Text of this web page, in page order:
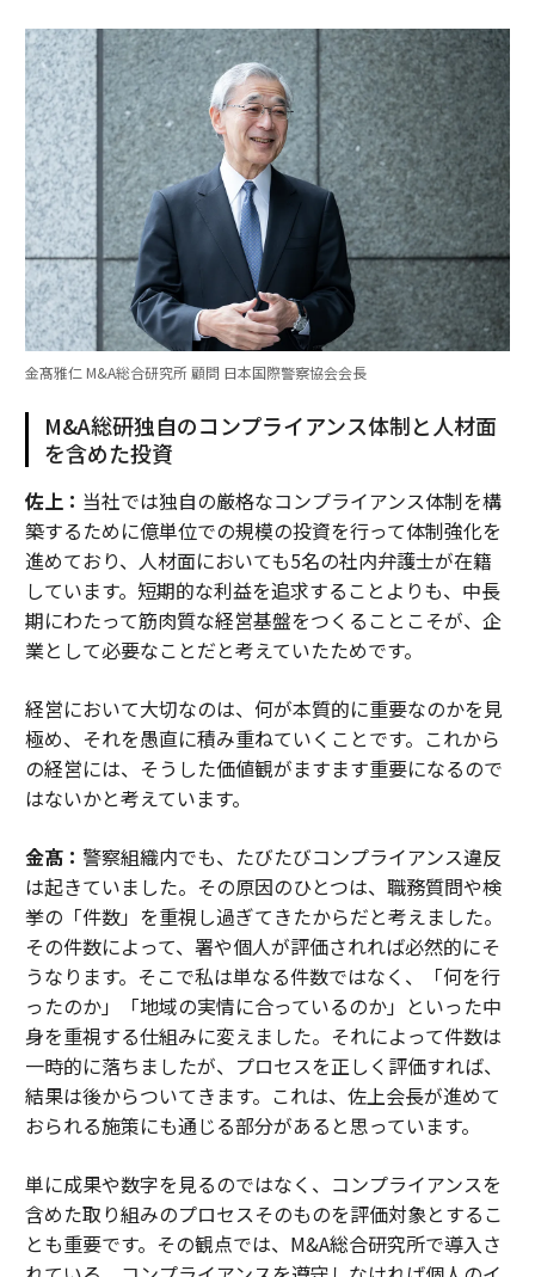
金髙雅仁 M&A総合研究所 顧問 日本国際警察協会会長
M&A総研独自のコンプライアンス体制と人材面
を含めた投資
佐上： 当社では独自の厳格なコンプライアンス体制を構
築するために億単位での規模の投資を行って体制強化を
進めており、人材面においても5名の社内弁護士が在籍
しています。短期的な利益を追求することよりも、中長
期にわたって筋肉質な経営基盤をつくることこそが、企
業として必要なことだと考えていたためです。
経営において大切なのは、何が本質的に重要なのかを見
極め、それを愚直に積み重ねていくことです。これから
の経営には、そうした価値観がますます重要になるので
はないかと考えています。
金髙： 警察組織内でも、たびたびコンプライアンス違反
は起きていました。その原因のひとつは、職務質問や検
挙の「件数」を重視し過ぎてきたからだと考えました。
その件数によって、署や個人が評価されれば必然的にそ
うなります。そこで私は単なる件数ではなく、「何を行
ったのか」「地域の実情に合っているのか」といった中
身を重視する仕組みに変えました。それによって件数は
一時的に落ちましたが、プロセスを正しく評価すれば、
結果は後からついてきます。これは、佐上会長が進めて
おられる施策にも通じる部分があると思っています。
単に成果や数字を見るのではなく、コンプライアンスを
含めた取り組みのプロセスそのものを評価対象とするこ
とも重要です。その観点では、M&A総合研究所で導入さ